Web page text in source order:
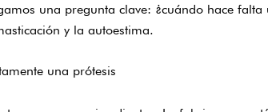
una pregunta clave: ¿cuándo hace
y la autoestima.
una prótesis